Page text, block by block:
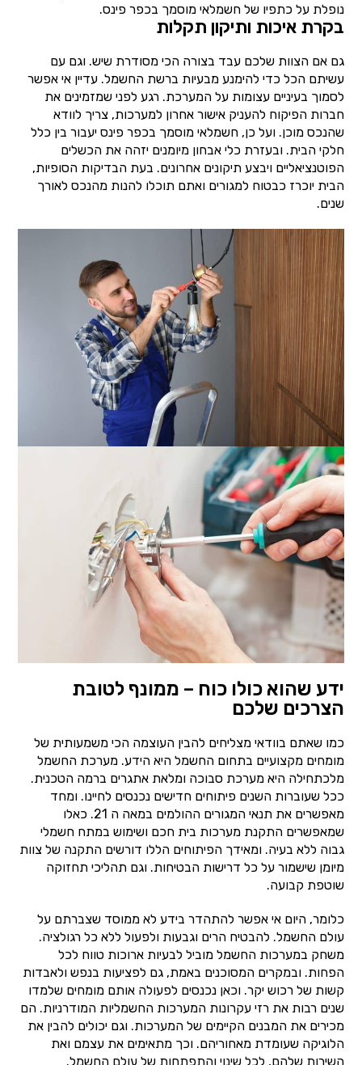
נופלת על כתפיו של חשמלאי מוסמך בכפר פינס.
בקרת איכות ותיקון תקלות
גם אם הצוות שלכם עבד בצורה הכי מסודרת שיש. וגם עם
עשיתם הכל כדי להימנע מבעיות ברשת החשמל. עדיין אי אפשר
לסמוך בעיניים עצומות על המערכת. רגע לפני שמזמינים את
חברות הפיקוח להעניק אישור אחרון למערכות, צריך לוודא
שהנכס מוכן. ועל כן, חשמלאי מוסמך בכפר פינס יעבור בין כלל
חלקי הבית. ובעזרת כלי אבחון מיומנים יזהה את הכשלים
הפוטנציאליים ויבצע תיקונים אחרונים. בעת הבדיקות הסופיות,
הבית יוכרז כבטוח למגורים ואתם תוכלו להנות מהנכס לאורך
שנים.
ידע שהוא כולו כוח – ממונף לטובת
הצרכים שלכם
כמו שאתם בוודאי מצליחים להבין העוצמה הכי משמעותית של
מומחים מקצועיים בתחום החשמל היא הידע. מערכת החשמל
מלכתחילה היא מערכת סבוכה ומלאת אתגרים ברמה הטכנית.
ככל שעוברות השנים פיתוחים חדישים נכנסים לחיינו. ומחד
מאפשרים את תנאי המגורים ההולמים במאה ה 21. כאלו
שמאפשרים התקנת מערכות בית חכם ושימוש במתח חשמלי
גבוה ללא בעיה. ומאידך הפיתוחים הללו דורשים התקנה של צוות
מיומן שישמור על כל דרישות הבטיחות. וגם תהליכי תחזוקה
שוטפת קבועה.
כלומר, היום אי אפשר להתהדר בידע לא ממוסד שצברתם על
עולם החשמל. להבטיח הרים וגבעות ולפעול ללא כל רגולציה.
משחק במערכות החשמל מוביל לבעיות ארוכות טווח לכל
הפחות. ובמקרים המסוכנים באמת, גם לפציעות בנפש ולאבדות
קשות של רכוש יקר. וכאן נכנסים לפעולה אותם מומחים שלמדו
שנים רבות את רזי עקרונות המערכות החשמליות המודרניות. הם
מכירים את המבנים הקיימים של המערכות. וגם יכולים להבין את
הלוגיקה שעומדת מאחוריהם. וכך מתאימים את עצמם ואת
השירות שלהם, לכל שינוי והתפתחות של עולם החשמל.